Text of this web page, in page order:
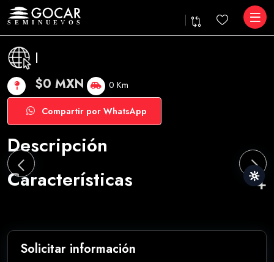
|
$0 MXN 0 Km
Compartir por WhatsApp
Descripción
Características
Solicitar información